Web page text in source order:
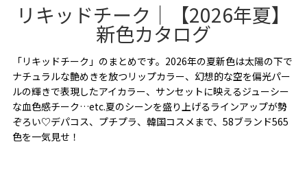
リキッドチーク｜【2026年夏】
新色カタログ
「リキッドチーク」のまとめです。2026年の夏新色は太陽の下で
ナチュラルな艶めきを放つリップカラー、幻想的な空を偏光パー
ルの輝きで表現したアイカラー、サンセットに映えるジューシー
な血色感チーク…etc.夏のシーンを盛り上げるラインアップが勢
ぞろい♡デパコス、プチプラ、韓国コスメまで、58ブランド565
色を一気見せ！